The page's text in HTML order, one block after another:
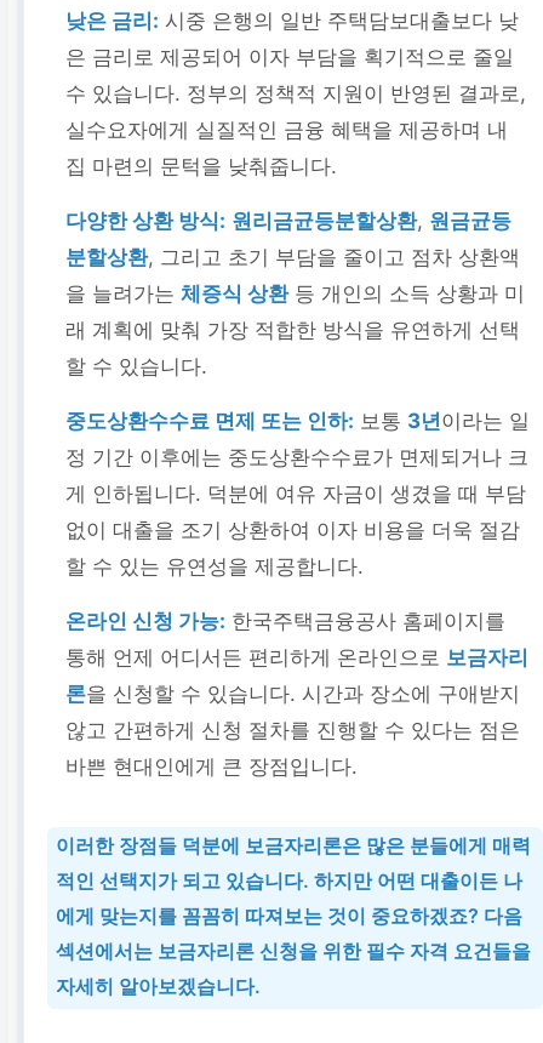
낮은 금리: 시중 은행의 일반 주택담보대출보다 낮
은 금리로 제공되어 이자 부담을 획기적으로 줄일
수 있습니다. 정부의 정책적 지원이 반영된 결과로,
실수요자에게 실질적인 금융 혜택을 제공하며 내
집 마련의 문턱을 낮춰줍니다.
다양한 상환 방식: 원리금균등분할상환, 원금균등
분할상환, 그리고 초기 부담을 줄이고 점차 상환액
을 늘려가는체증식 상환등 개인의 소득 상황과 미
래 계획에 맞춰 가장 적합한 방식을 유연하게 선택
할 수 있습니다.
중도상환수수료 면제 또는 인하: 보통 3년이라는 일
정 기간 이후에는 중도상환수수료가 면제되거나 크
게 인하됩니다. 덕분에 여유 자금이 생겼을 때 부담
없이 대출을 조기 상환하여 이자 비용을 더욱 절감
할 수 있는 유연성을 제공합니다.
온라인 신청 가능: 한국주택금융공사 홈페이지를
통해 언제 어디서든 편리하게 온라인으로 보금자리
론을 신청할 수 있습니다. 시간과 장소에 구애받지
않고 간편하게 신청 절차를 진행할 수 있다는 점은
바쁜 현대인에게 큰 장점입니다.
이러한 장점들 덕분에 보금자리론은 많은 분들에게 매력
적인 선택지가 되고 있습니다. 하지만 어떤 대출이든 나
에게 맞는지를 꼼꼼히 따져보는 것이 중요하겠죠? 다음
섹션에서는 보금자리론신청을 위한 필수 자격 요건들을
자세히 알아보겠습니다.